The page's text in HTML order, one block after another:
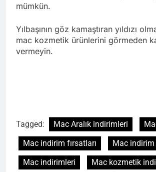
mümkün.
Yılbaşının göz kamaştıran yıldızı
mac kozmetik ürünlerini görmeden
vermeyin.
Tagged: Mac Aralık indirimleri
Mac indirim fırsatları
Mac indirim
Mac indirimleri
Mac kozmetik